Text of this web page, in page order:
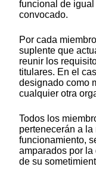
funcional de igual
convocado.
Por cada
suplente que
reunir los
titulares. En el
designado como
cualquier otra
Todos los
pertenecerán a
funcionamiento,
amparados por
de su